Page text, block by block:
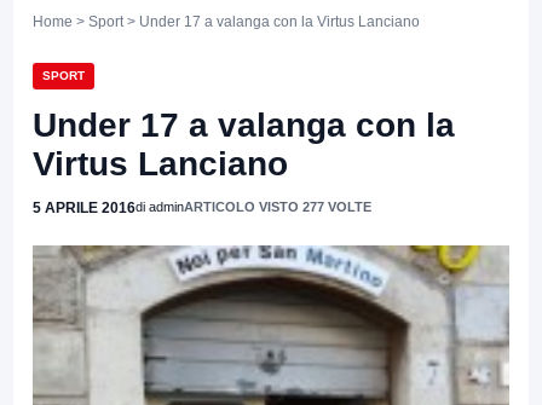
Home > Sport > Under 17 a valanga con la Virtus Lanciano
SPORT
Under 17 a valanga con la
Virtus Lanciano
5 APRILE 2016di adminARTICOLO VISTO 277 VOLTE